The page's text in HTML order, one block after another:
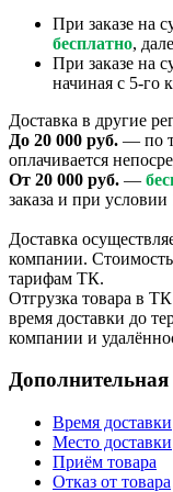
При заказе на
бесплатно,
При заказе на
начиная с 5-го
Доставка в другие
До 20 000 руб. — по
оплачивается
От 20 000 руб. —
заказа и при
Доставка
компании.
тарифам ТК.
Отгрузка товара в
время доставки до
компании и
Время доставки
Место доставки
Приём товара
Отказ от товара